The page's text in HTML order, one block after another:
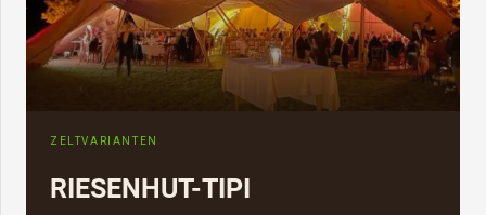
ZELTVARIANTEN
RIESENHUT-TIPI